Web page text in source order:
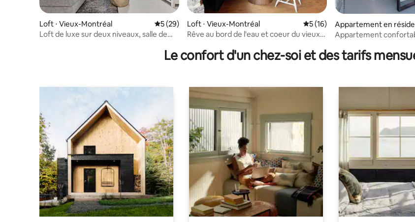
Loft ⋅ Vieux-Montréal Évaluation moyenne sur la base de 29 commentaires : 5 sur 5
5 (29)
Loft de luxe sur deux niveaux, salle de
Loft ⋅ Vieux-Montréal Évaluation moyenne sur la base
5 (16)
Rêve au bord de l'eau et coeur du vieux
Appartement en
-Marie
Appartement
Le confort d'un chez-soi et des tarifs